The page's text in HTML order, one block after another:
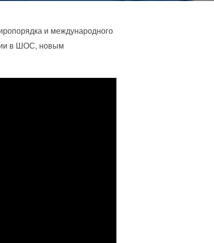
и международного
в ШОС, новым